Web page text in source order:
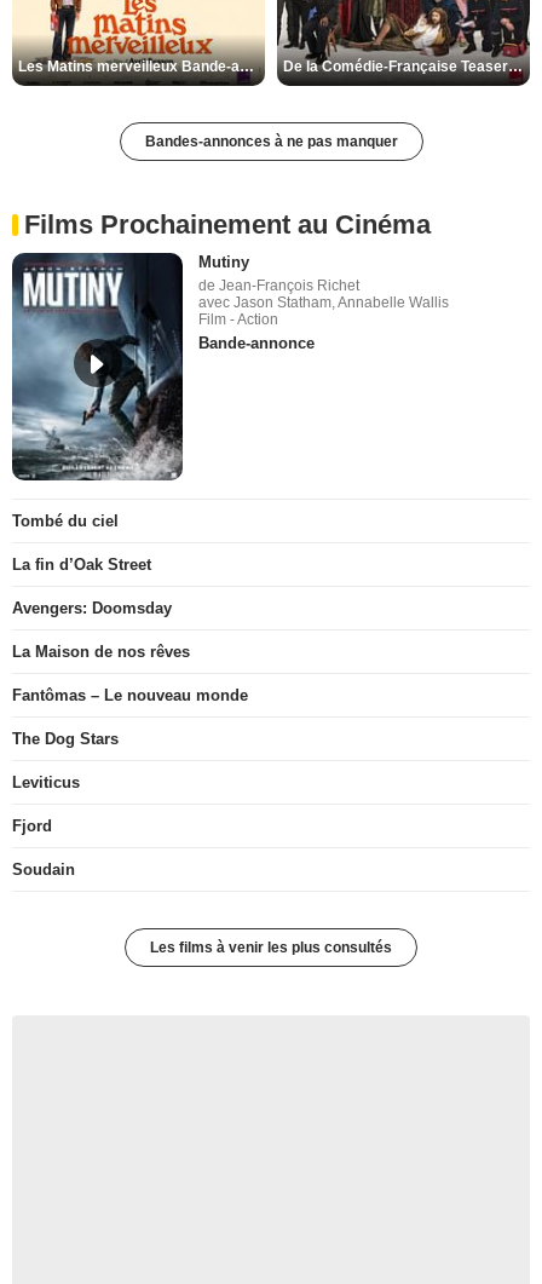
Les Matins merveilleux Bande-annonce VF De la Comédie-Française Teaser VF
Bandes-annonces à ne pas manquer
Films Prochainement au Cinéma
Mutiny
de Jean-François Richet
avec Jason Statham, Annabelle Wallis
Film - Action
Bande-annonce
Tombé du ciel
La fin d’Oak Street
Avengers: Doomsday
La Maison de nos rêves
Fantômas – Le nouveau monde
The Dog Stars
Leviticus
Fjord
Soudain
Les films à venir les plus consultés